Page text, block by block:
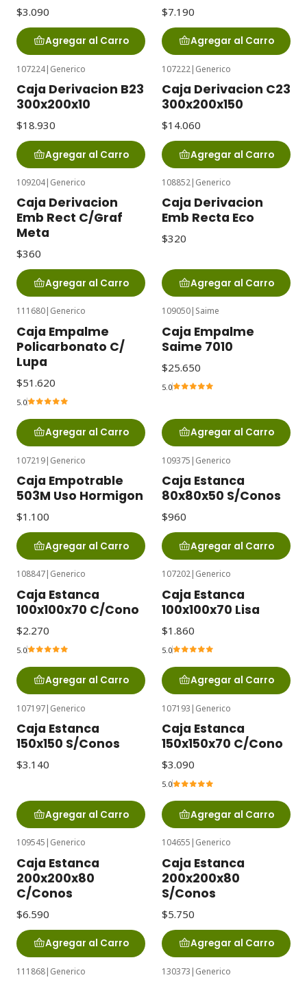
$3.090
Agregar al Carro
$7.190
Agregar al Carro
107224| Generico
Caja Derivacion B23
300x200x10
$18.930
Agregar al Carro
107222| Generico
Caja Derivacion C23
300x200x150
$14.060
Agregar al Carro
109204| Generico
Caja Derivacion
Emb Rect C/Graf
Meta
$360
Agregar al Carro
108852| Generico
Caja Derivacion
Emb Recta Eco
$320
Agregar al Carro
111680| Generico
Caja Empalme
Policarbonato C/
Lupa
$51.620
5.0
Agregar al Carro
109050| Saime
Caja Empalme
Saime 7010
$25.650
5.0
Agregar al Carro
107219| Generico
Caja Empotrable
503M Uso Hormigon
$1.100
Agregar al Carro
109375 | Generico
Caja Estanca
80x80x50 S/Conos
$960
Agregar al Carro
108847| Generico
Caja Estanca
100x100x70 C/Cono
$2.270
5.0
Agregar al Carro
107202| Generico
Caja Estanca
100x100x70 Lisa
$1.860
5.0
Agregar al Carro
107197| Generico
Caja Estanca
150x150 S/Conos
$3.140
Agregar al Carro
107193 | Generico
Caja Estanca
150x150x70 C/Cono
$3.090
5.0
Agregar al Carro
109545 Generico
Caja Estanca
200x200x80
C/Conos
$6.590
Agregar al Carro
104655 Generico
Caja Estanca
200x200x80
S/Conos
$5.750
Agregar al Carro
111868| Generico 130373 | Generico